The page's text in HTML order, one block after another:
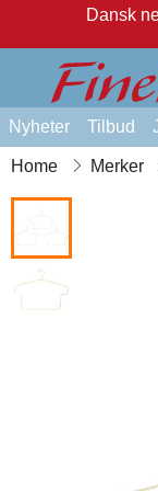
Dansk
Nyheter Tilbud
Home Merker